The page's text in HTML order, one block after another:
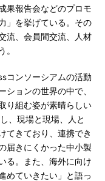
果報告会などのプロモ
」を挙げている。その
流、会員間交流、人材
。
コンソーシアムの活動
ションの世界の中で、
り組む姿が素晴らしい
、現場と現場、人と
てきており、連携でき
届きにくかった中小製
る。また、海外に向け
めていきたい」と語っ